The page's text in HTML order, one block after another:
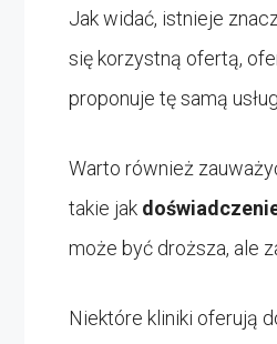
Jak widać, istnieje
się korzystną ofertą,
proponuje tę samą
Warto również
takie jak
może być droższa, ale
Niektóre kliniki oferują